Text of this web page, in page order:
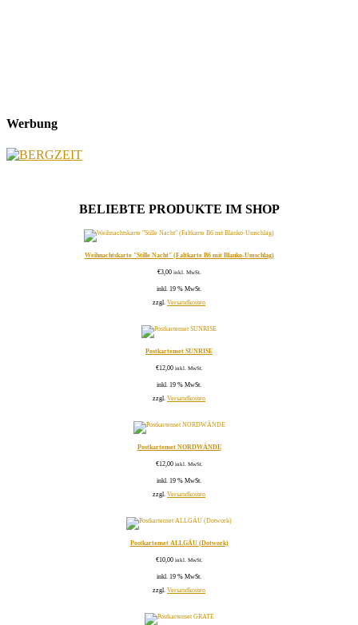
Werbung
BELIEBTE PRODUKTE IM SHOP
Weihnachtskarte "Stille Nacht" (Faltkarte B6 mit Blanko-Umschlag)
€3,00 inkl. MwSt.
inkl. 19 % MwSt.
zzgl. Versandkosten
Postkartenset SUNRISE
€12,00 inkl. MwSt.
inkl. 19 % MwSt.
zzgl. Versandkosten
Postkartenset NORDWÄNDE
€12,00 inkl. MwSt.
inkl. 19 % MwSt.
zzgl. Versandkosten
Postkartenset ALLGÄU (Dotwork)
€10,00 inkl. MwSt.
inkl. 19 % MwSt.
zzgl. Versandkosten